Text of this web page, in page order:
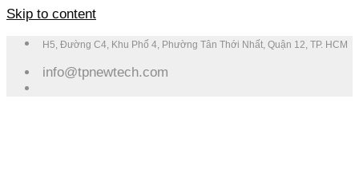
Skip to content
H5, Đường C4, Khu Phố 4, Phường Tân Thới Nhất, Quận 12, TP. HCM
info@tpnewtech.com